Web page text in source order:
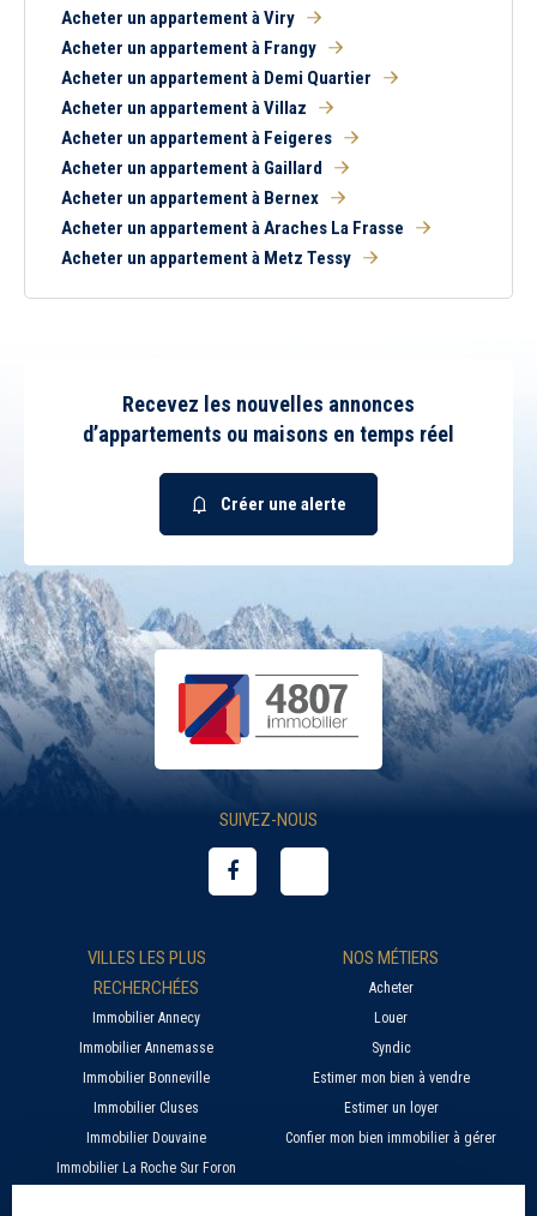
Acheter un appartement à Viry
Acheter un appartement à Frangy
Acheter un appartement à Demi Quartier
Acheter un appartement à Villaz
Acheter un appartement à Feigeres
Acheter un appartement à Gaillard
Acheter un appartement à Bernex
Acheter un appartement à Araches La Frasse
Acheter un appartement à Metz Tessy
Recevez les nouvelles annonces
d’appartements ou maisons en temps réel
Créer une alerte
SUIVEZ-NOUS
VILLES LES PLUS
RECHERCHÉES
Immobilier Annecy
Immobilier Annemasse
Immobilier Bonneville
Immobilier Cluses
Immobilier Douvaine
Immobilier La Roche Sur Foron
NOS MÉTIERS
Acheter
Louer
Syndic
Estimer mon bien à vendre
Estimer un loyer
Confier mon bien immobilier à gérer